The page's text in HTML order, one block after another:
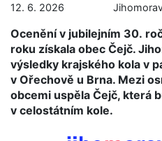
12. 6. 2026
Ocenění v jubilejním 30.
roku získala obec Čejč.
výsledky krajského kola v
v Ořechově u Brna. Mezi
obcemi uspěla Čejč, která
v celostátním kole.